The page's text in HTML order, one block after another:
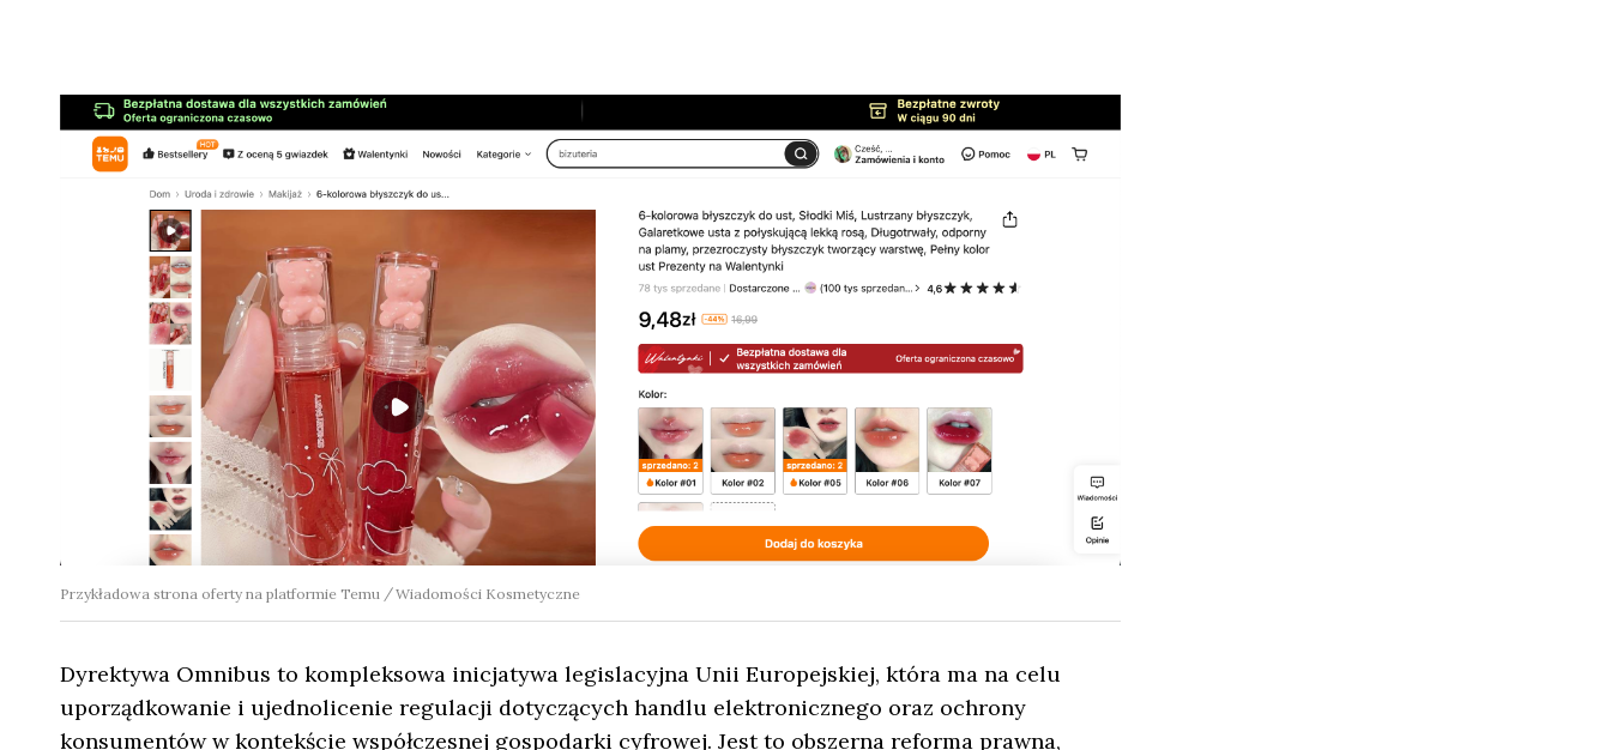
Przykładowa strona oferty na platformie Temu Wiadomości Kosmetyczne
Dyrektywa Omnibus to kompleksowa inicjatywa legislacyjna Unii Europejskiej, która ma na celu
uporządkowanie i ujednolicenie regulacji dotyczących handlu elektronicznego oraz ochrony
konsumentów w kontekście współczesnej gospodarki cyfrowej. Jest to obszerna reforma prawna,